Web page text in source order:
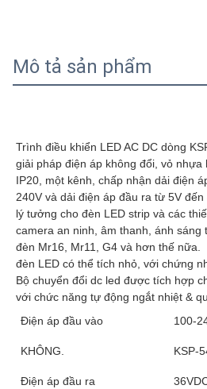
Mô tả sản phẩm
Trình điều khiển LED AC DC dòng
giải pháp điện áp không đổi, vỏ
IP20, một kênh, chấp nhận dải điện
240V và dải điện áp đầu ra từ 5V đến
lý tưởng cho đèn LED strip và các
camera an ninh, âm thanh, ánh sáng
đèn Mr16, Mr11, G4 và hơn thế nữa.
Bộ chuyển đổi dc led được tích hợp
với chức năng tự động ngắt nhiệt &
Điện áp đầu vào
100-
KHÔNG. KSP-
Điện áp đầu ra